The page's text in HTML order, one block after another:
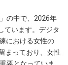
の中で、2026年
ています。デジタ
における女性の
まっており、女性